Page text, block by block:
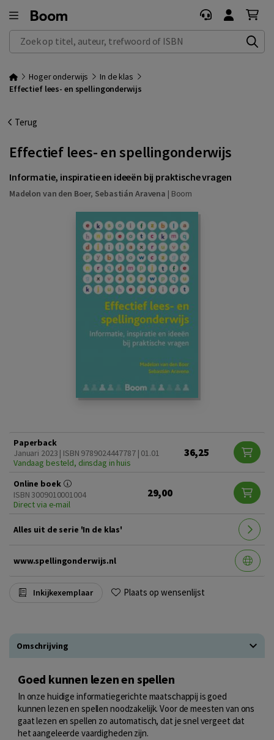
Zoek op titel, auteur, trefwoord of ISBN
Hoger onderwijs
In de klas
Effectief lees- en spellingonderwijs
Terug
Effectief lees- en spellingonderwijs
Informatie, inspiratie en ideeën bij praktische vragen
Madelon van den Boer, Sebastián Aravena | Boom
Paperback
Januari 2023 | ISBN 9789024447787 | 01.01
Vandaag besteld, dinsdag in huis
36,25
Online boek
ISBN 3009010001004
Direct via e-mail
29,00
Alles uit de serie 'In de klas'
www.spellingonderwijs.nl
Inkijkexemplaar Plaats op wensenlijst
Omschrijving
Goed kunnen lezen en spellen
In onze huidige informatiegerichte maatschappij is goed
kunnen lezen en spellen noodzakelijk. Voor de meesten van ons
gaat lezen en spellen zo automatisch, dat je snel vergeet dat
het aangeleerde vaardigheden zijn.